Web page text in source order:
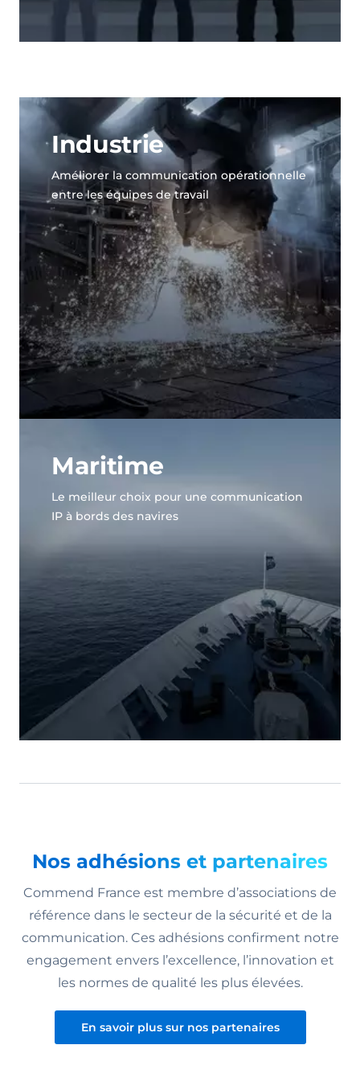
Industrie
Améliorer la communication opérationnelle
entre les équipes de travail
Maritime
Le meilleur choix pour une communication
IP à bords des navires
Découvrez notre showroom et
explorez nos solutions en
situation réelle !
Voir le showroom
Nos adhésions et partenaires
Commend France est membre d’associations de
référence dans le secteur de la sécurité et de la
communication. Ces adhésions confirment notre
engagement envers l’excellence, l’innovation et
les normes de qualité les plus élevées.
En savoir plus sur nos partenaires